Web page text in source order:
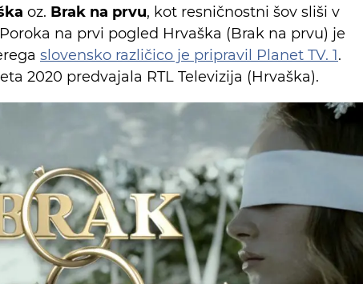
oz. Brak na prvu, kot resničnostni šov sliši v
na prvi pogled Hrvaška (Brak na prvu) je
slovensko različico je pripravil Planet TV. 1.
2020 predvajala RTL Televizija (Hrvaška).